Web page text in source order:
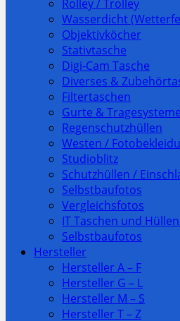
Rolley / Trolley
Wasserdicht
Objektivköcher
Stativtasche
Digi-Cam Tasche
Diverses &
Filtertaschen
Gurte &
Regenschutzhüllen
Westen /
Studioblitz
Schutzhüllen /
Selbstbaufotos
Vergleichsfotos
IT Taschen und
Selbstbaufotos
Hersteller
Hersteller A – F
Hersteller G – L
Hersteller M – S
Hersteller T – Z